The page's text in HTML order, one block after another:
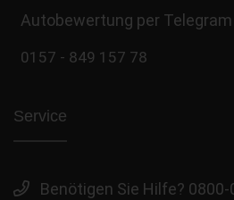
Autobewertung per Telegram
0157 - 849 157 78
Service
Benötigen Sie Hilfe? 0800-